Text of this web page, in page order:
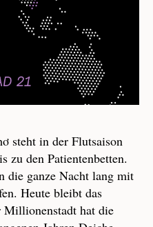
steht in der Flutsaison
zu den Patientenbetten.
die ganze Nacht lang mit
Heute bleibt das
Millionenstadt hat die